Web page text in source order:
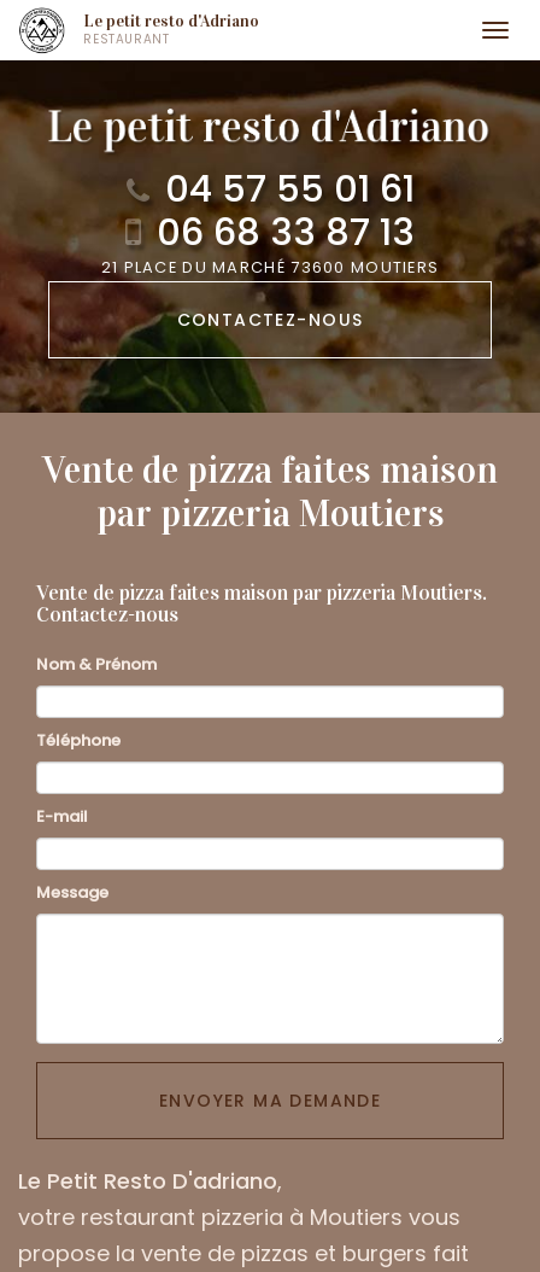
Aller
au
principal
Le petit resto d'Adriano
RESTAURANT
04 57 55 01 61
06 68 33 87 13
21 PLACE DU MARCHÉ 73600 MOUTIERS
CONTACTEZ-NOUS
Vente de pizza faites maison
par pizzeria Moutiers
Vente de pizza faites maison par pizzeria Moutiers.
Contactez-nous
Nom & Prénom
Téléphone
E-mail
Message
ENVOYER MA DEMANDE
Le Petit Resto D'adriano,
votre restaurant pizzeria à Moutiers vous
propose la vente de pizzas et burgers fait